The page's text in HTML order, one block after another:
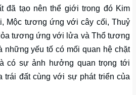
đã tạo nên thể giới trong đó Kim
Mộc tương ứng với cây cối, Thuỷ
tương ứng với lửa và Thổ tương
yếu tố có mối quan hệ chặt
có sự ảnh hưởng quan trọng tới
trái đất cùng với sự phát triển của